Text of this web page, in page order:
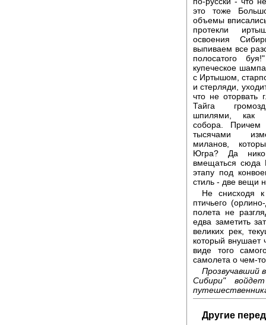
это тоже
объемы
протекли
освоения
выпиваем все
полосатого
купеческое
с Иртышом,
и стерляди,
что не оторвать
Тайга
шпилями, как
собора.
тысячами
миланов,
Югра? Да
вмещаться сюда
этапу под
стиль - две вещи
Не снисходя
птичьего
полета не
едва заметить
великих рек,
который внушает
виде того
самолета о чем-
Прозвучавший
Сибири"
Другие